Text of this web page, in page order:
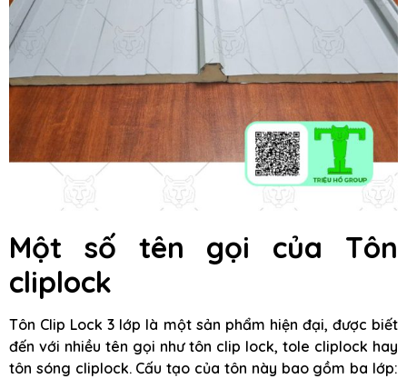
Một số tên gọi của Tôn
cliplock
Tôn Clip Lock 3 lớp là một sản phẩm hiện đại, được biết
đến với nhiều tên gọi như tôn clip lock, tole cliplock hay
tôn sóng cliplock. Cấu tạo của tôn này bao gồm ba lớp: